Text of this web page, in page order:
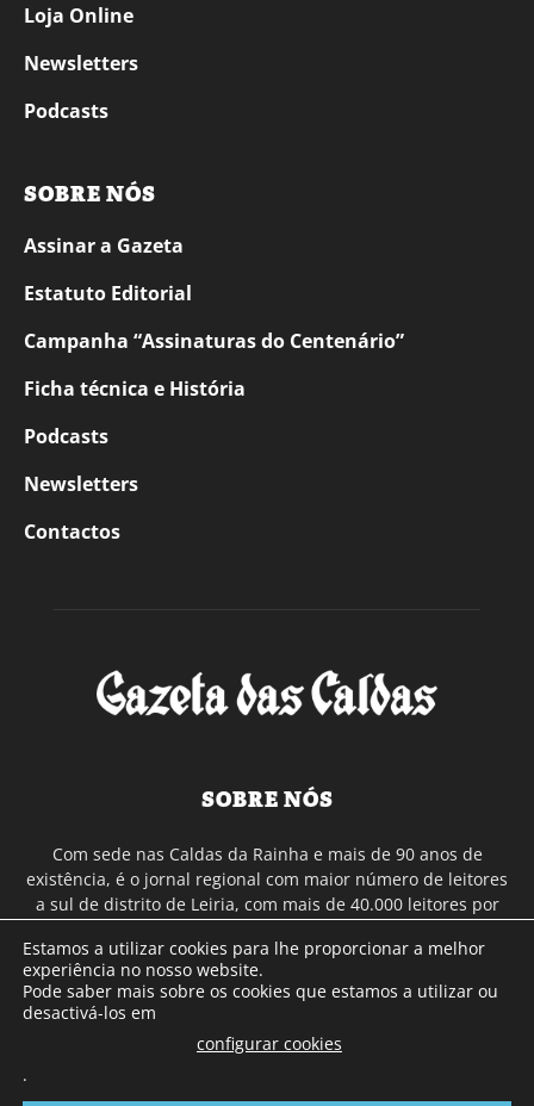
Loja Online
Newsletters
Podcasts
SOBRE NÓS
Assinar a Gazeta
Estatuto Editorial
Campanha “Assinaturas do Centenário”
Ficha técnica e História
Podcasts
Newsletters
Contactos
SOBRE NÓS
Com sede nas Caldas da Rainha e mais de 90 anos de
existência, é o jornal regional com maior número de leitores
a sul de distrito de Leiria, com mais de 40.000 leitores por
Continental e assinatura online.
SIGA-NOS
Estamos a utilizar cookies para lhe proporcionar a melhor
experiência no nosso website.
Pode saber mais sobre os cookies que estamos a utilizar ou
desactivá-los em
configurar cookies
.